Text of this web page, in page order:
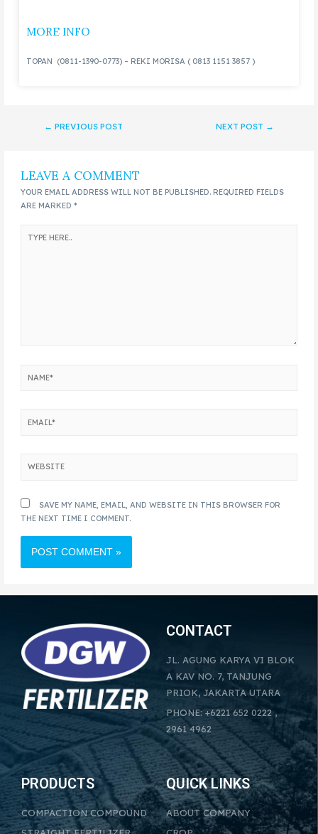
MORE INFO
TOPAN (0811-1390-0773) – REKI MORISA ( 0813 1151 3857 )
← PREVIOUS POST NEXT POST →
LEAVE A COMMENT
YOUR EMAIL ADDRESS WILL NOT BE PUBLISHED. REQUIRED FIELDS
ARE MARKED*
SAVE MY NAME, EMAIL, AND WEBSITE IN THIS BROWSER FOR
THE NEXT TIME I COMMENT.
CONTACT
JL. AGUNG KARYA VI BLOK
A KAV NO. 7, TANJUNG
PRIOK, JAKARTA UTARA
PHONE: +6221 652 0222 ,
2961 4962
PRODUCTS
COMPACTION COMPOUND
QUICK LINKS
ABOUT COMPANY